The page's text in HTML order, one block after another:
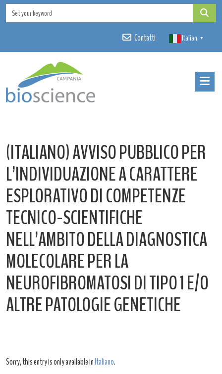
Contatti Italian ▼
(ITALIANO) AVVISO PUBBLICO PER
L’INDIVIDUAZIONE A CARATTERE
ESPLORATIVO DI COMPETENZE
TECNICO-SCIENTIFICHE
NELL’AMBITO DELLA DIAGNOSTICA
MOLECOLARE PER LA
NEUROFIBROMATOSI DI TIPO 1 E/O
ALTRE PATOLOGIE GENETICHE
Sorry, this entry is only available inItaliano.